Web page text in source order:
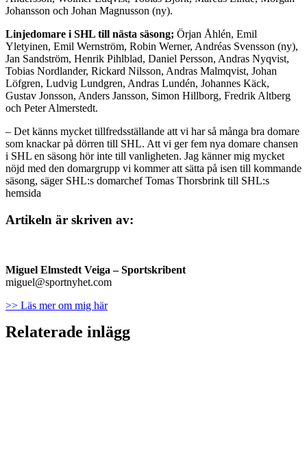
Johansson och Johan Magnusson (ny).
Linjedomare i SHL till nästa säsong; Örjan Åhlén, Emil
Yletyinen, Emil Wernström, Robin Werner, Andréas Svensson (ny),
Jan Sandström, Henrik Pihlblad, Daniel Persson, Andras Nyqvist,
Tobias Nordlander, Rickard Nilsson, Andras Malmqvist, Johan
Löfgren, Ludvig Lundgren, Andras Lundén, Johannes Käck,
Gustav Jonsson, Anders Jansson, Simon Hillborg, Fredrik Altberg
och Peter Almerstedt.
– Det känns mycket tillfredsställande att vi har så många bra domare
som knackar på dörren till SHL. Att vi ger fem nya domare chansen
i SHL en säsong hör inte till vanligheten. Jag känner mig mycket
nöjd med den domargrupp vi kommer att sätta på isen till kommande
säsong, säger SHL:s domarchef Tomas Thorsbrink till SHL:s
hemsida
Artikeln är skriven av:
Miguel Elmstedt Veiga– Sportskribent
miguel@sportnyhet.com
>> Läs mer om mig här
Relaterade inlägg